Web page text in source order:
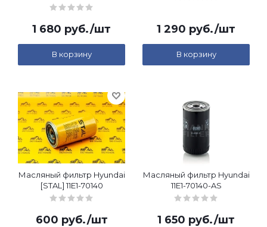
1 680 руб./шт
В корзину
1 290 руб./шт
В корзину
Масляный фильтр Hyundai
[STAL] 11E1-70140
600 руб./шт
Масляный фильтр Hyundai
11E1-70140-AS
1 650 руб./шт